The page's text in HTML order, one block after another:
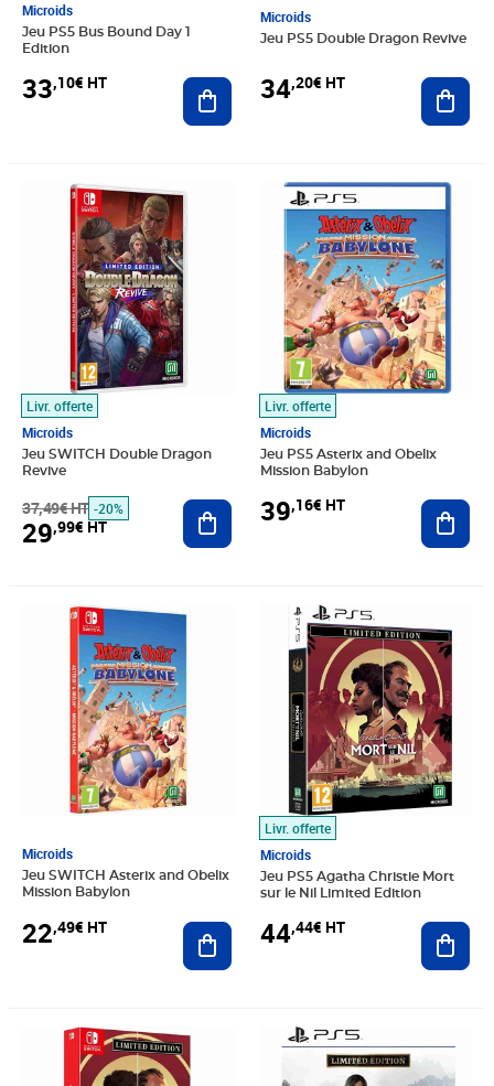
Microids
Jeu PS5 Bus Bound Day 1
Edition
33,10€ HT Ajouter au panier
Microids
Jeu PS5 Double Dragon Revive
34,20€ HT
Livr. offerte
Microids
Jeu SWITCH Double Dragon
Revive
37,49€ HT
Prix barré 37,49€ HT
-20%
29,99€ HT
Prix 29,99€ HT
Ajouter au panier
Livr. offerte
Microids
Jeu PS5 Asterix and Obelix
Mission Babylon
39,16€ HT
Prix 39,16€ HT
Microids
Jeu SWITCH Asterix and Obelix
Mission Babylon
22,49€ HT
Prix 22,49€ HT
Ajouter au panier
Livr. offerte
Microids
Jeu PS5 Agatha Christie Mort
sur le Nil Limited Edition
44,44€ HT
Prix 44,44€ HT
Prix 43,55€ HT Prix 32,77€ HT